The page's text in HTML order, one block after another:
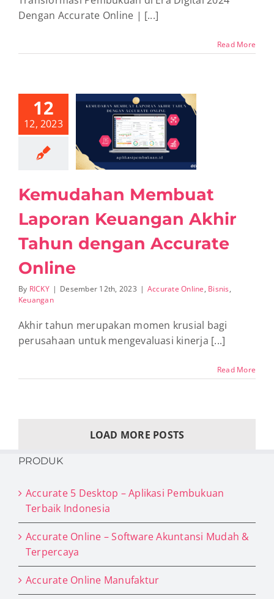
Dengan Accurate Online | [...]
Read More
12
12, 2023
Laporan
Akhir
Online
Kemudahan Membuat
Laporan Keuangan Akhir
Tahun dengan Accurate
Online
By RICKY | Desember 12th, 2023 | Accurate Online, Bisnis,
Keuangan
Akhir tahun merupakan momen krusial bagi
perusahaan untuk mengevaluasi kinerja [...]
Read More
LOAD MORE POSTS
PRODUK
Accurate 5 Desktop – Aplikasi Pembukuan
Terbaik Indonesia
Accurate Online – Software Akuntansi Mudah &
Terpercaya
Accurate Online Manufaktur